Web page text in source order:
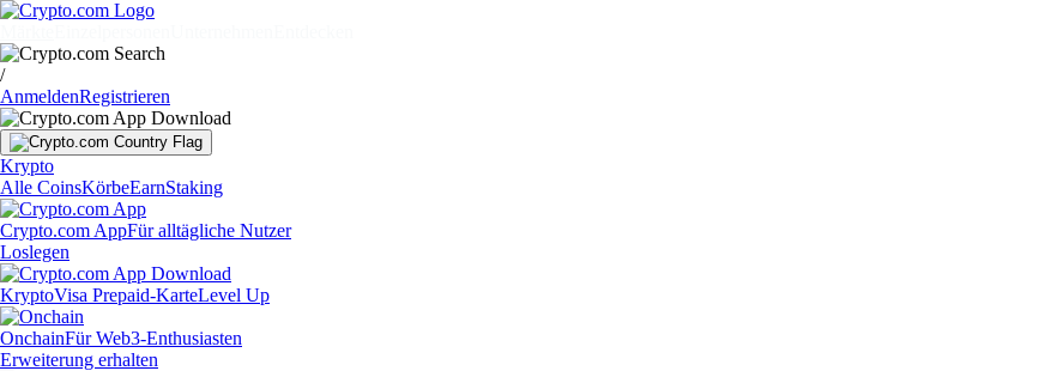
/
AnmeldenRegistrieren
Krypto
Alle CoinsKörbeEarnStaking
Crypto.com AppFür alltägliche Nutzer
Loslegen
KryptoVisa Prepaid-KarteLevel Up
OnchainFür Web3-Enthusiasten
Erweiterung erhalten